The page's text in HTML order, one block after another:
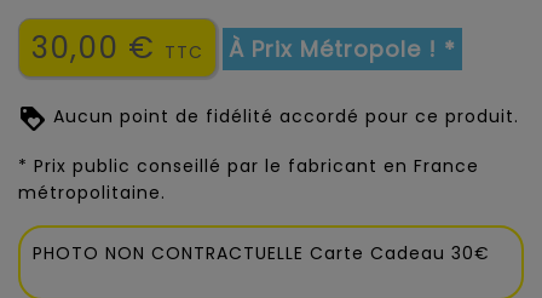
30,00 € TTC À Prix Métropole ! *
Aucun point de fidélité accordé pour ce produit.
* Prix public conseillé par le fabricant en France
métropolitaine.
PHOTO NON CONTRACTUELLE Carte Cadeau 30€